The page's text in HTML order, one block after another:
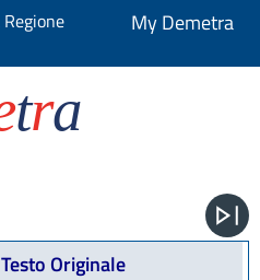
My Demetra
tra
Testo Originale